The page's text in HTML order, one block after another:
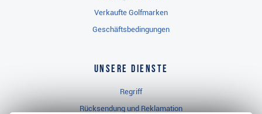
Verkaufte Golfmarken
Geschäftsbedingungen
Unsere Dienste
Regriff
Rücksendung und Reklamation